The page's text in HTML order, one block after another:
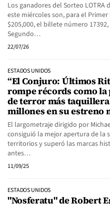
Los ganadores del Sorteo LOTRA
este miércoles son, para el
$205,000, el billete número
Segundo…
22/07/26
ESTADOS UNIDOS
“El Conjuro: Últimos
rompe récords como
de terror más taquillera
millones en su estreno
El largometraje dirigido por
consiguió la mejor apertura de la
territorios y superó las marcas
antes…
11/09/25
ESTADOS UNIDOS
"Nosferatu" de Robert